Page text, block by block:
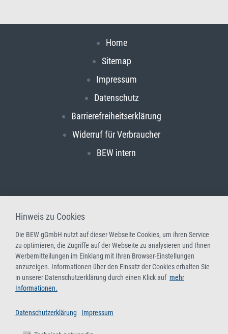
Home
Sitemap
Impressum
Datenschutz
Barrierefreiheitserklärung
Widerruf für Verbraucher
BEW intern
Hinweis zu Cookies
Die BEW gGmbH nutzt auf dieser Webseite Cookies, um ihren Service
zu optimieren, die Zugriffe auf der Webseite zu analysieren und Ihnen
Werbemitteilungen im Einklang mit Ihren Browser-Einstellungen
anzuzeigen. Informationen über den Einsatz der Cookies erhalten Sie
in unserer Datenschutzerklärung durch einen Klick auf mehr
Informationen.
Datenschutzerklärung Impressum